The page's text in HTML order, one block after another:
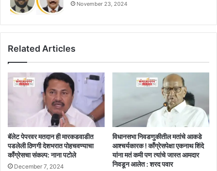
November 23, 2024
Related Articles
बॅलेट पेपरवर मतदान ही मारकडवाडीत
पडलेली ठिणगी देशभरात पोहचवण्याचा
काँग्रेसचा संकल्प: नाना पटोले
December 7, 2024
विधानसभा निवडणुकीतील मतांचे आकडे
आश्चर्यकारक ! काँग्रेसपेक्षा एकनाथ शिंदे
यांना मतं कमी पण त्यांचे जास्त आमदार
निवडून आलेत : शरद पवार